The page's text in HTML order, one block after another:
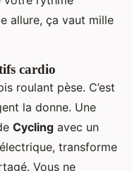
allure, ça vaut mille
cardio
roulant pèse. C’est
la donne. Une
Cycling avec un
transforme
Vous ne